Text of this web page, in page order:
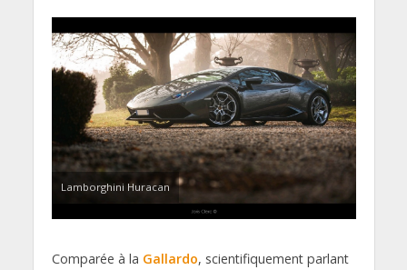
Lamborghini Huracan
Comparée à la Gallardo, scientifiquement parlant